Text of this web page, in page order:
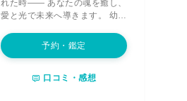
れた時―― あなたの魂を癒し、
愛と光で未来へ導きます。 幼い
細な感性
を持ち、 その力に苦し
みながらも、占いを通して多く
やがて霊的な力が開花し、今で
予約・鑑定
口コミ・感想